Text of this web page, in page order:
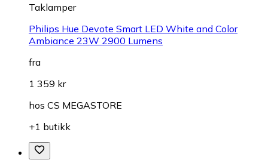
Taklamper
Philips Hue Devote Smart LED White and Color
Ambiance 23W 2900 Lumens
fra
1 359 kr
hos CS MEGASTORE
+1 butikk